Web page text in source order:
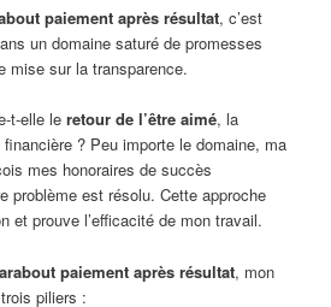
paiement après résultat, c’est
un domaine saturé de promesses
mise sur la transparence.
t-elle leretour de l’être aimé, la
? Peu importe le domaine, ma
mes honoraires de succès
problème est résolu. Cette approche
et prouve l’efficacité de mon travail.
paiement après résultat, mon
piliers :